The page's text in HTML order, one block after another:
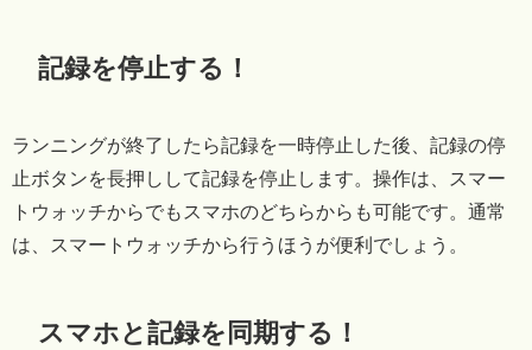
記録を停止する！
ランニングが終了したら記録を一時停止した後、記録の停
止ボタンを長押しして記録を停止します。操作は、スマー
トウォッチからでもスマホのどちらからも可能です。通常
は、スマートウォッチから行うほうが便利でしょう。
スマホと記録を同期する！